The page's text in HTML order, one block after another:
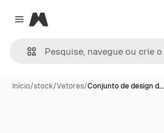
Close menu
Magnific
Início/stock/Vetores/Conjunto de design d…